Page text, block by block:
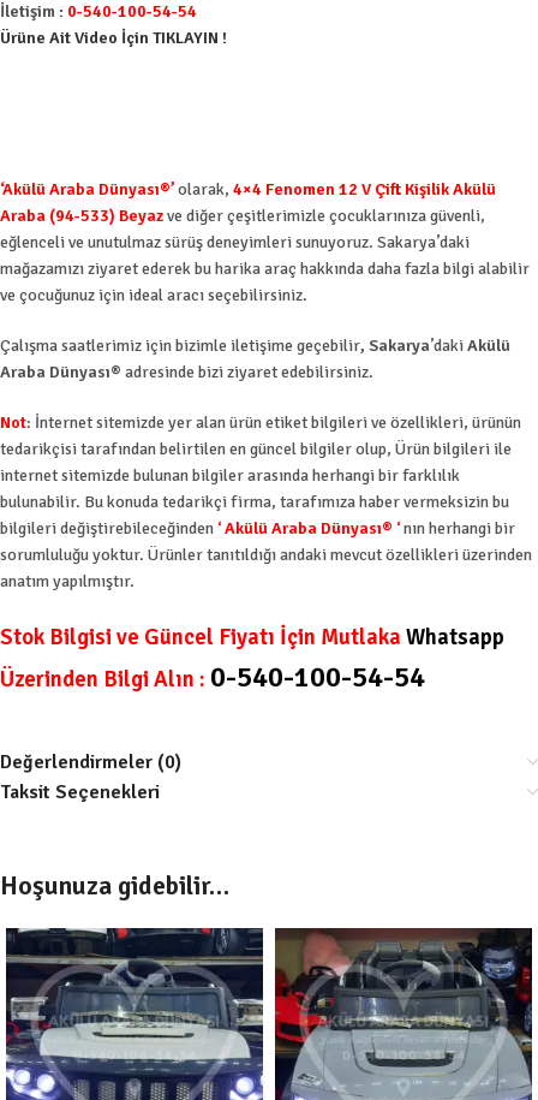
İletişim : 0-540-100-54-54
Ürüne Ait Video İçin TIKLAYIN !
‘Akülü Araba Dünyası®’olarak, 4×4 Fenomen 12 V Çift Kişilik Akülü
Araba (94-533) Beyazve diğer çeşitlerimizle çocuklarınıza güvenli,
eğlenceli ve unutulmaz sürüş deneyimleri sunuyoruz. Sakarya’daki
mağazamızı ziyaret ederek bu harika araç hakkında daha fazla bilgi alabilir
ve çocuğunuz için ideal aracı seçebilirsiniz.
Çalışma saatlerimiz için bizimle iletişime geçebilir, Sakarya’dakiAkülü
Araba Dünyası® adresinde bizi ziyaret edebilirsiniz.
Not: İnternet sitemizde yer alan ürün etiket bilgileri ve özellikleri, ürünün
tedarikçisi tarafından belirtilen en güncel bilgiler olup, Ürün bilgileri ile
internet sitemizde bulunan bilgiler arasında herhangi bir farklılık
bulunabilir. Bu konuda tedarikçi firma, tarafımıza haber vermeksizin bu
bilgileri değiştirebileceğinden ‘Akülü Araba Dünyası® ‘nın herhangi bir
sorumluluğu yoktur. Ürünler tanıtıldığı andaki mevcut özellikleri üzerinden
anatım yapılmıştır.
Stok Bilgisi ve Güncel Fiyatı İçin Mutlaka Whatsapp
Üzerinden Bilgi Alın : 0-540-100-54-54
Değerlendirmeler (0)
Taksit Seçenekleri
Hoşunuza gidebilir…